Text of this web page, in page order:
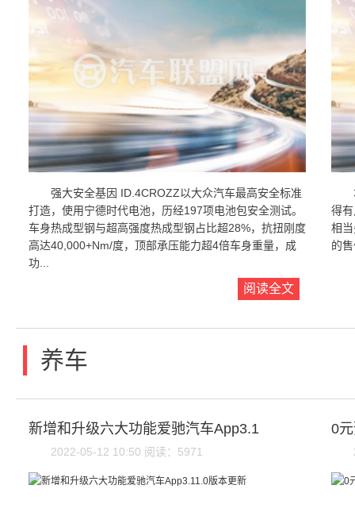
强大安全基因 ID.4CROZZ以大众汽车最高安全标准
打造，使用宁德时代电池，历经197项电池包安全测试。
车身热成型钢与超高强度热成型钢占比超28%，抗扭刚度
高达40,000+Nm/度，顶部承压能力超4倍车身重量，成
功...
阅读全文
得
相
的
| 养车
新增和升级六大功能爱驰汽车App3.1
2022-05-12 10:50 阅读：5971
0